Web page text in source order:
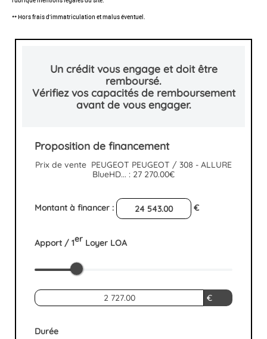
** Hors frais d'immatriculation et malus éventuel.